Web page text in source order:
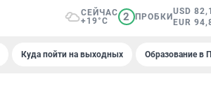
СЕЙЧАС
+19°C
2 ПРОБКИ
USD
EUR
Куда пойти на выходных Образование в